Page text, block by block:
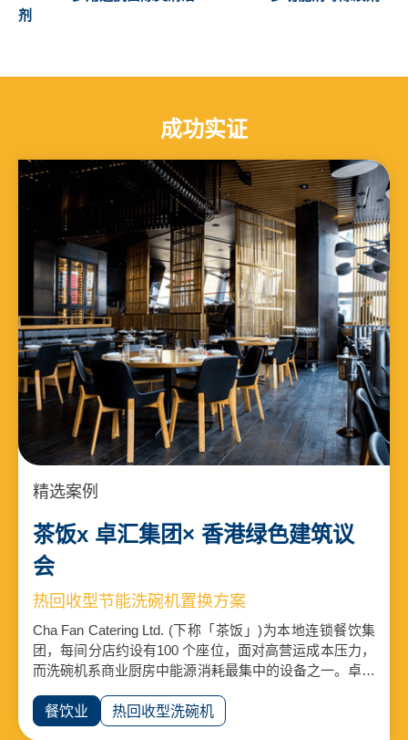
剂
成功实证
精选案例
茶饭x 卓汇集团× 香港绿色建筑议
会
热回收型节能洗碗机置换方案
Cha Fan Catering Ltd. (下称「茶饭」)为本地连锁餐饮集
团，每间分店约设有100 个座位，面对高营运成本压力，
而洗碗机系商业厨房中能源消耗最集中的设备之一。卓汇
别参与者，获茶饭委托进行置换热回收型洗碗机项目，并
验证节能效益。
餐饮业 热回收型洗碗机